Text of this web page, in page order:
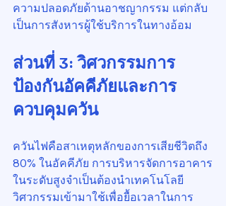
ความปลอดภัยด้านอาชญากรรม แต่กลับ
เป็นการสังหารผู้ใช้บริการในทางอ้อม
ส่วนที่ 3: วิศวกรรมการ
ป้องกันอัคคีภัยและการ
ควบคุมควัน
ควันไฟคือสาเหตุหลักของการเสียชีวิตถึง
80% ในอัคคีภัย การบริหารจัดการอาคาร
ในระดับสูงจำเป็นต้องนำเทคโนโลยี
วิศวกรรมเข้ามาใช้เพื่อยื้อเวลาในการ